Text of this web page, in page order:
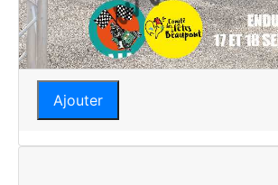
Ajouter